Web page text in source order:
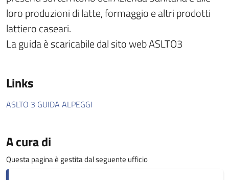
loro produzioni di latte, formaggio e altri prodotti
lattiero caseari.
La guida è scaricabile dal sito web ASLTO3
Links
ASLTO 3 GUIDA ALPEGGI
A cura di
Questa pagina è gestita dal seguente ufficio